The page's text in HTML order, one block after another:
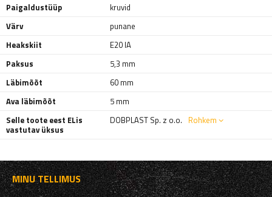
Paigaldustüüp
kruvid
Värv
punane
Heakskiit
E20 IA
Paksus
5,3 mm
Läbimõõt
60 mm
Ava läbimõõt
5 mm
Selle toote eest ELis
vastutav üksus
DOBPLAST Sp. z o.o. Rohkem
MINU TELLIMUS